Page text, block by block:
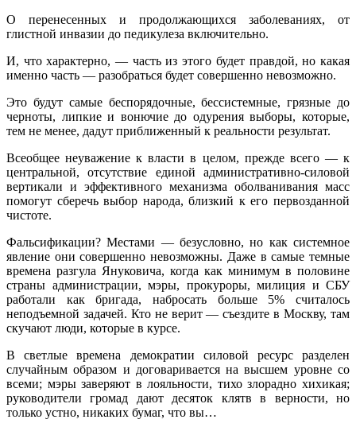
О перенесенных и продолжающихся заболеваниях, от
глистной инвазии до педикулеза включительно.
И, что характерно, — часть из этого будет правдой, но какая
именно часть — разобраться будет совершенно невозможно.
Это будут самые беспорядочные, бессистемные, грязные до
черноты, липкие и вонючие до одурения выборы, которые,
тем не менее, дадут приближенный к реальности результат.
Всеобщее неуважение к власти в целом, прежде всего — к
центральной, отсутствие единой административно-силовой
вертикали и эффективного механизма оболванивания масс
помогут сберечь выбор народа, близкий к его первозданной
чистоте.
Фальсификации? Местами — безусловно, но как системное
явление они совершенно невозможны. Даже в самые темные
времена разгула Януковича, когда как минимум в половине
страны администрации, мэры, прокуроры, милиция и СБУ
работали как бригада, набросать больше 5% считалось
неподъемной задачей. Кто не верит — съездите в Москву, там
скучают люди, которые в курсе.
В светлые времена демократии силовой ресурс разделен
случайным образом и договаривается на высшем уровне со
всеми; мэры заверяют в лояльности, тихо злорадно хихикая;
руководители громад дают десяток клятв в верности, но
только устно, никаких бумаг, что вы…